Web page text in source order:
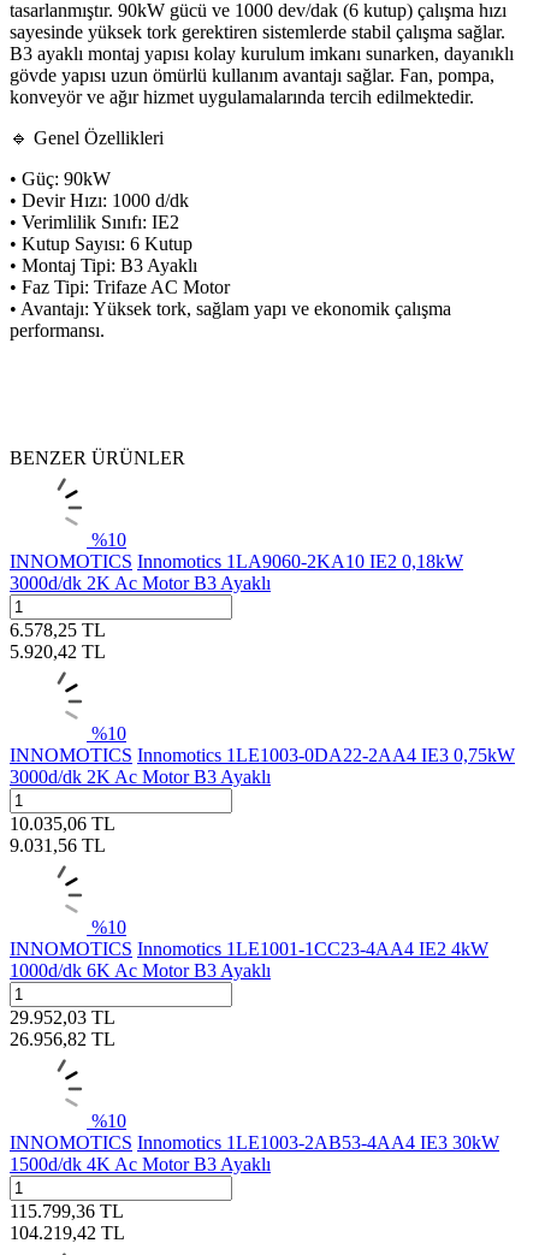
tasarlanmıştır. 90kW gücü ve 1000 dev/dak (6 kutup) çalışma hızı
sayesinde yüksek tork gerektiren sistemlerde stabil çalışma sağlar.
B3 ayaklı montaj yapısı kolay kurulum imkanı sunarken, dayanıklı
gövde yapısı uzun ömürlü kullanım avantajı sağlar. Fan, pompa,
konveyör ve ağır hizmet uygulamalarında tercih edilmektedir.
🔹 Genel Özellikleri
• Güç: 90kW
• Devir Hızı: 1000 d/dk
• Verimlilik Sınıfı: IE2
• Kutup Sayısı: 6 Kutup
• Montaj Tipi: B3 Ayaklı
• Faz Tipi: Trifaze AC Motor
• Avantajı: Yüksek tork, sağlam yapı ve ekonomik çalışma
performansı.
BENZER ÜRÜNLER
%10
INNOMOTICS Innomotics 1LA9060-2KA10 IE2 0,18kW
3000d/dk 2K Ac Motor B3 Ayaklı
6.578,25 TL
5.920,42 TL
%10
INNOMOTICS Innomotics 1LE1003-0DA22-2AA4 IE3 0,75kW
3000d/dk 2K Ac Motor B3 Ayaklı
10.035,06 TL
9.031,56 TL
%10
INNOMOTICS Innomotics 1LE1001-1CC23-4AA4 IE2 4kW
1000d/dk 6K Ac Motor B3 Ayaklı
29.952,03 TL
26.956,82 TL
%10
INNOMOTICS Innomotics 1LE1003-2AB53-4AA4 IE3 30kW
1500d/dk 4K Ac Motor B3 Ayaklı
115.799,36 TL
104.219,42 TL